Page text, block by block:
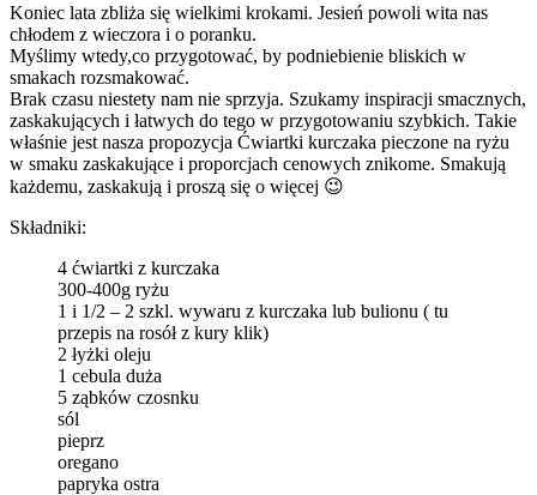
Koniec lata zbliża się wielkimi krokami. Jesień powoli wita nas
chłodem z wieczora i o poranku.
Myślimy wtedy,co przygotować, by podniebienie bliskich w
smakach rozsmakować.
Brak czasu niestety nam nie sprzyja. Szukamy inspiracji smacznych,
zaskakujących i łatwych do tego w przygotowaniu szybkich. Takie
właśnie jest nasza propozycja Ćwiartki kurczaka pieczone na ryżu
w smaku zaskakujące i proporcjach cenowych znikome. Smakują
każdemu, zaskakują i proszą się o więcej 😉
Składniki:
4 ćwiartki z kurczaka
300-400g ryżu
1 i 1/2 – 2 szkl. wywaru z kurczaka lub bulionu ( tu
przepis na rosół z kury klik)
2 łyżki oleju
1 cebula duża
5 ząbków czosnku
sól
pieprz
oregano
papryka ostra